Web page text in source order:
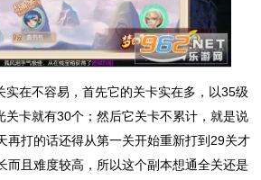
实在不容易，首先它的关卡实在多，以35级
关卡就有30个；然后它关卡不累计，就是说
再打的话还得从第一关开始重新打到29关才
而且难度较高，所以这个副本想通全关还是